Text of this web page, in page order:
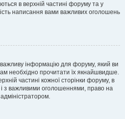
в верхній частині форуму та у
написання вами важливих оголошень
інформацію для форуму, який ви
необхідно прочитати їх якнайшвидше.
частині кожної сторінки форуму, в
і з важливими оголошеннями, право на